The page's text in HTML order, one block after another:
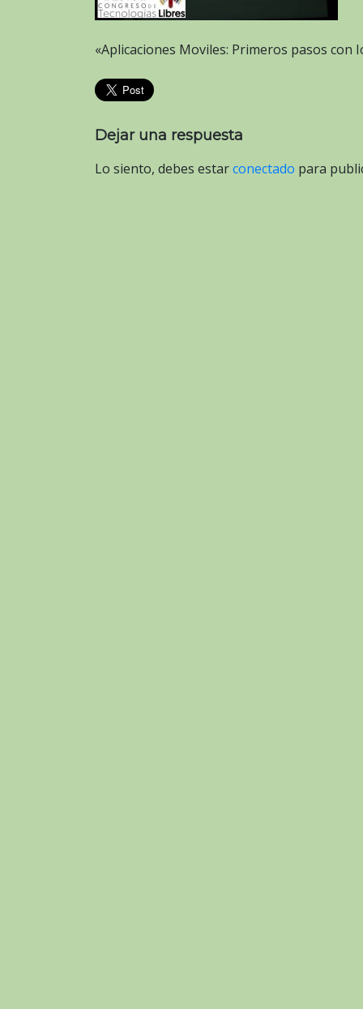
«Aplicaciones Moviles: Primeros pasos con
Dejar una respuesta
Lo siento, debes estarconectado para